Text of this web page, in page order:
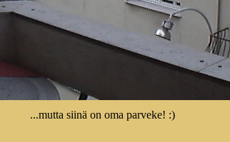
...mutta siinä on oma parveke! :)